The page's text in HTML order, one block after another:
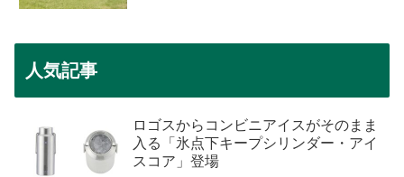
人気記事
ロゴスからコンビニアイスがそのまま
入る「氷点下キープシリンダー・アイ
スコア」登場